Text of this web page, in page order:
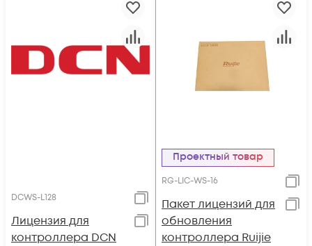
DCWS-L128
Лицензия для
контроллера DCN
Проектный товар
RG-LIC-WS-16
Пакет лицензий для
обновления
контроллера Ruijie